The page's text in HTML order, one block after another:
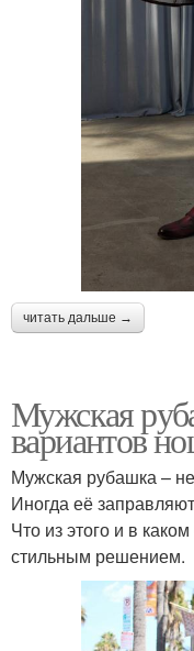
читать дальше →
Мужская
вариантов
Мужская рубашка –
Иногда её
Что из этого и в
стильным решением.